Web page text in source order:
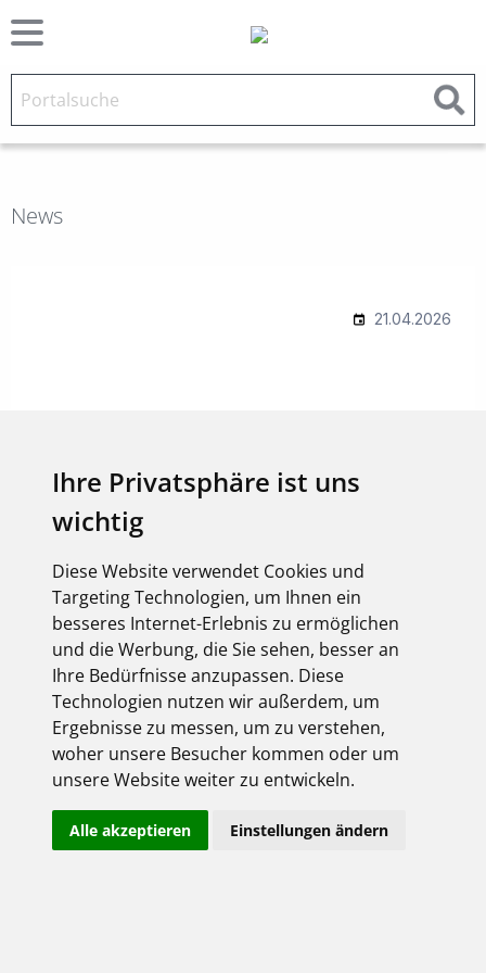
Ihre Privatsphäre ist uns
wichtig
Diese Website verwendet Cookies und
Targeting Technologien, um Ihnen ein
besseres Internet-Erlebnis zu ermöglichen
und die Werbung, die Sie sehen, besser an
Ihre Bedürfnisse anzupassen. Diese
Technologien nutzen wir außerdem, um
Ergebnisse zu messen, um zu verstehen,
woher unsere Besucher kommen oder um
unsere Website weiter zu entwickeln.
Alle akzeptieren Einstellungen ändern
News